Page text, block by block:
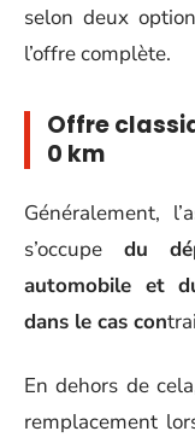
selon deux
l’offre complète.
Offre
0 km
Généralement,
s’occupe du
automobile et
dans le cas con
En dehors de
remplacement